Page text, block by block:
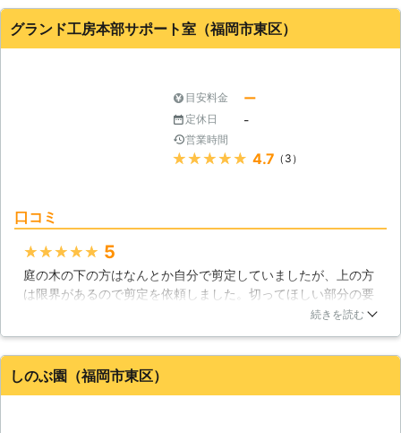
きます。 中間マージンが発生しない
ため、作業を下請けに流している業者
と比較した際、その分コスト削減が可
業を依頼する際、なるべく安い費用で
対応してほしいかと思います。 その
ようなときは、当店にお任せくださ
い。一般的な剪定作業の相場は以下の
ます。 ・低木2,500円 ・中木4,500
心の低価格でお客様に提供することが
できます。剪定作業を少しでも安く対
応してほしいといった際は、当店まで
いということもあるでしょう。 もし
業者選びでお悩みでしたら「ヒロ工務
す。 ●年中無休で対応可能！忙しい
お客様に合わせて作業日を決めます
お客様の中には、お仕事の都合でお休
みの日が決まっていないという人もい
せっかく休みが取れても業者がお休み
年中無休で営業をしております。予約
の状況次第にもよりますが、お客様の
ご予定にできるかぎりに合わせて作業
日を決定いたしますので、ぜひ弊社を
ご利用くださいませ。 ●アフターフ
ォローもオッケー！作業後もお客様に
定の作業後に「ここの木の形をもう少
グランド工房本部サポート室（福岡市東区）
目安料金 ー
定休日 -
営業時間
★★★★★ 4.7 （3）
口コミ
★★★★★ 5
庭の木の下の方はなんとか自分で剪定していましたが、上の方
は限界があるので剪定を依頼しました。切ってほしい部分の要
望にしっかりと応えてくださって、ありがたかったです。作業
的に剪定をお願いします。
福岡県 福岡市東区 2016年11月18日
続きを読む
しのぶ園（福岡市東区）